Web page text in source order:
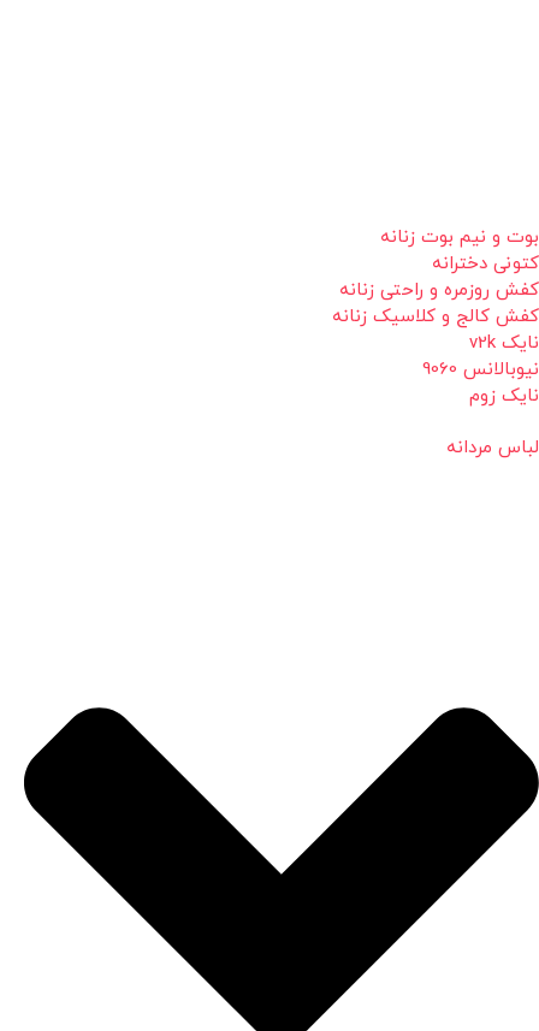
بوت و نیم بوت زنانه
کتونی دخترانه
کفش روزمره و راحتی زنانه
کفش کالج و کلاسیک زنانه
نایک v2k
نیوبالانس 9060
نایک زوم
لباس مردانه